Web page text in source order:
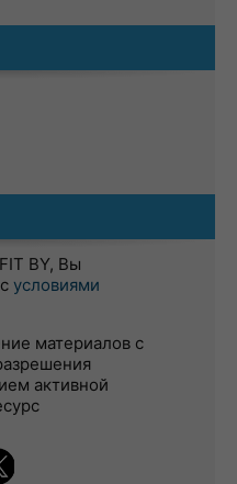
BY, Вы
условиями
материалов с
активной